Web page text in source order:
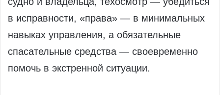
в исправности, «права» — в минимальных
навыках управления, а обязательные
спасательные средства — своевременно
помочь в экстренной ситуации.